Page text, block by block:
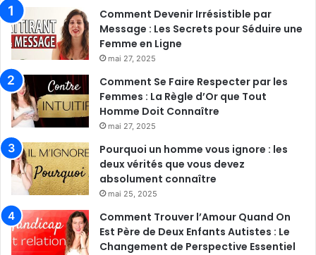
Comment Devenir Irrésistible par
Message : Les Secrets pour Séduire une
Femme en Ligne
mai 27, 2025
Comment Se Faire Respecter par les
Femmes : La Règle d’Or que Tout
Homme Doit Connaître
mai 27, 2025
Pourquoi un homme vous ignore : les
deux vérités que vous devez
absolument connaître
mai 25, 2025
Comment Trouver l’Amour Quand On
Est Père de Deux Enfants Autistes : Le
Changement de Perspective Essentiel